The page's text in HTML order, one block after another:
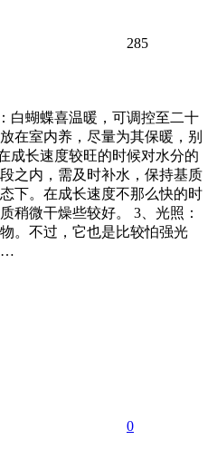
285
白蝴蝶喜温暖，可调控至二十
在室内养，尽量为其保暖，别
成长速度较旺的时候对水分的
之内，需及时补水，保持基质
下。在成长速度不那么快的时
稍微干燥些较好。 3、光照：
。不过，它也是比较怕强光
…
0